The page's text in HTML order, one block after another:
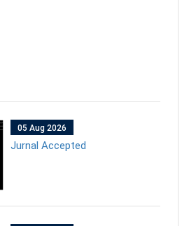
05 Aug 2026
Jurnal Accepted